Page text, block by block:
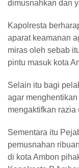
dimusnahkan dan
Kapolresta
aparat keamanan
miras oleh sebab
pintu masuk kota
Selain itu bagi
agar
mengaktifkan razia
Sementara itu
pemusnahan
di kota Ambon